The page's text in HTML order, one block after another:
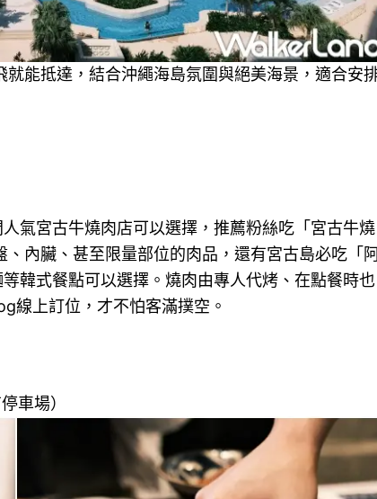
能抵達，結合沖繩海島氛圍與絕美海景，適合安
氣宮古牛燒肉店可以選擇，推薦粉絲吃「宮古牛燒
內臟、甚至限量部位的肉品，還有宮古島必吃「
韓式餐點可以選擇。燒肉由專人代烤、在點餐時也
線上訂位，才不怕客滿撲空。
車場）